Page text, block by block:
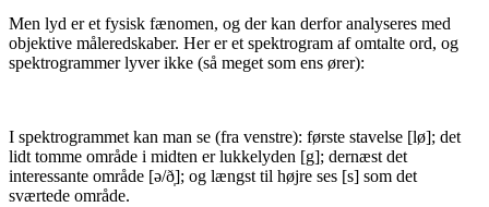
Men lyd er et fysisk fænomen, og der kan derfor analyseres med
objektive måleredskaber. Her er et spektrogram af omtalte ord, og
spektrogrammer lyver ikke (så meget som ens ører):
I spektrogrammet kan man se (fra venstre): første stavelse [lø]; det
lidt tomme område i midten er lukkelyden [g]; dernæst det
interessante område [ə/ð̩]; og længst til højre ses [s] som det
sværtede område.